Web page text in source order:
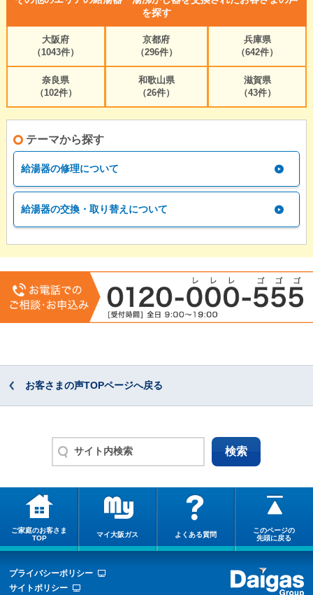
を探す
大阪府
（1043件）
京都府
（296件）
兵庫県
（642件）
奈良県
（102件）
和歌山県
（26件）
滋賀県
（43件）
テーマから探す
給湯器の修理について
給湯器の交換・取り替えについて
お客さまの声TOPページへ戻る
ご家庭のお客さま
TOP
マイ大阪ガス よくある質問
このページの
先頭に戻る
プライバシーポリシー
サイトポリシー